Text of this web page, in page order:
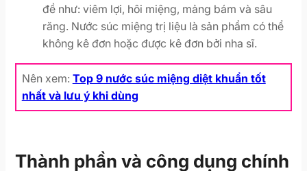
đề như: viêm lợi, hôi miệng, mảng bám và sâu
răng. Nước súc miệng trị liệu là sản phẩm có thể
không kê đơn hoặc được kê đơn bởi nha sĩ.
Nên xem: Top 9 nước súc miệng diệt khuẩn tốt
nhất và lưu ý khi dùng
Thành phần và công dụng chính